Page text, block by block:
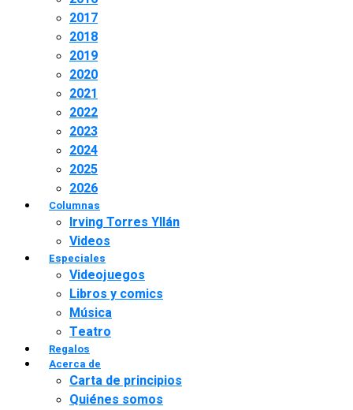
2017
2018
2019
2020
2021
2022
2023
2024
2025
2026
Columnas
Irving Torres Yllán
Videos
Especiales
Videojuegos
Libros y comics
Música
Teatro
Regalos
Acerca de
Carta de principios
Quiénes somos